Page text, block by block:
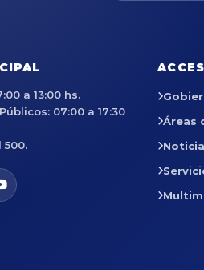
a 13:00 hs.
07:00 a 17:30
500.
Áreas